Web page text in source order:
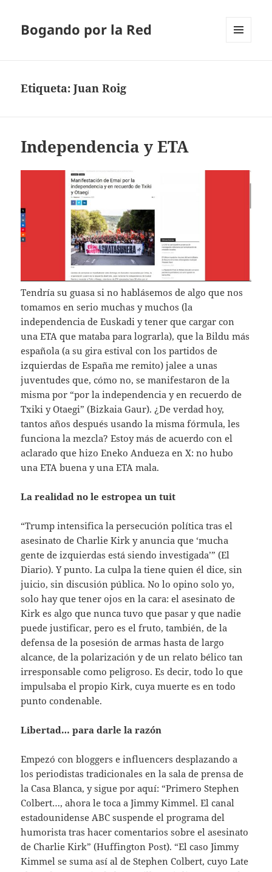
Bogando por la Red
Etiqueta:Juan Roig
Independencia y ETA
Tendría su guasa si no hablásemos de algo que nos
tomamos en serio muchas y muchos (la
independencia de Euskadi y tener que cargar con
una ETA que mataba para lograrla), que la Bildu más
española (a su gira estival con los partidos de
izquierdas de España me remito) jalee a unas
juventudes que, cómo no, se manifestaron de la
misma por “por la independencia y en recuerdo de
Txiki y Otaegi” (Bizkaia Gaur). ¿De verdad hoy,
tantos años después usando la misma fórmula, les
funciona la mezcla? Estoy más de acuerdo con el
aclarado que hizo Eneko Andueza en X: no hubo
una ETA buena y una ETA mala.
La realidad no le estropea un tuit
“Trump intensifica la persecución política tras el
asesinato de Charlie Kirk y anuncia que ‘mucha
gente de izquierdas está siendo investigada’” (El
Diario). Y punto. La culpa la tiene quien él dice, sin
juicio, sin discusión pública. No lo opino solo yo,
solo hay que tener ojos en la cara: el asesinato de
Kirk es algo que nunca tuvo que pasar y que nadie
puede justificar, pero es el fruto, también, de la
defensa de la posesión de armas hasta de largo
alcance, de la polarización y de un relato bélico tan
irresponsable como peligroso. Es decir, todo lo que
impulsaba el propio Kirk, cuya muerte es en todo
punto condenable.
Libertad… para darle la razón
Empezó con bloggers e influencers desplazando a
los periodistas tradicionales en la sala de prensa de
la Casa Blanca, y sigue por aquí: “Primero Stephen
Colbert…, ahora le toca a Jimmy Kimmel. El canal
estadounidense ABC suspende el programa del
humorista tras hacer comentarios sobre el asesinato
de Charlie Kirk” (Huffington Post). “El caso Jimmy
Kimmel se suma así al de Stephen Colbert, cuyo Late